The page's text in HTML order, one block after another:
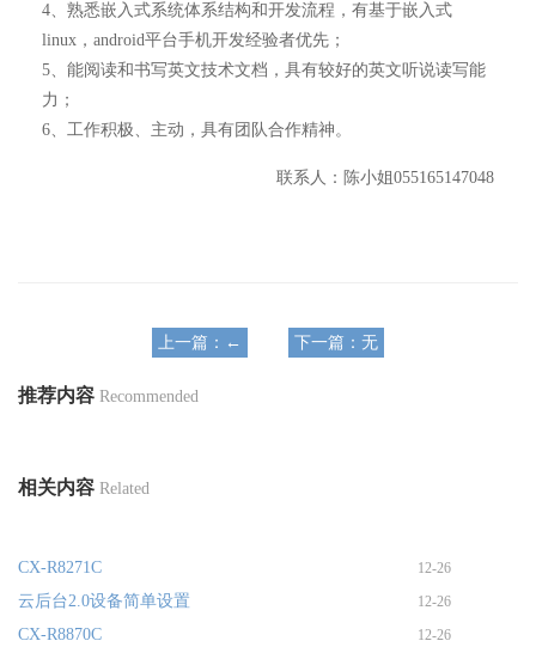
4、熟悉嵌入式系统体系结构和开发流程，有基于嵌入式
linux，android平台手机开发经验者优先；
5、能阅读和书写英文技术文档，具有较好的英文听说读写能
力；
6、工作积极、主动，具有团队合作精神。
联系人：陈小姐055165147048
上一篇：← 下一篇：无
推荐内容 Recommended
相关内容 Related
CX-R8271C 12-26
云后台2.0设备简单设置 12-26
CX-R8870C 12-26